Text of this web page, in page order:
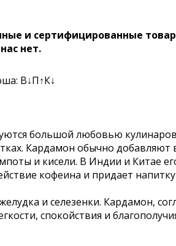
и сертифицированные
нет.
В↓П↑К↓
большой любовью
Кардамон обычно
и кисели. В Индии и Китае
кофеина и придает
и селезенки. Кардамон,
спокойствия и